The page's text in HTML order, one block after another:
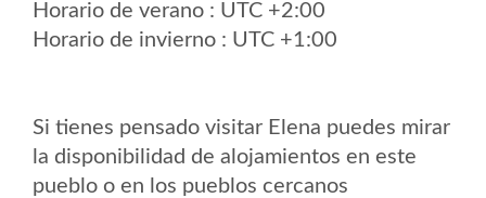
Horario de verano : UTC +2:00
Horario de invierno : UTC +1:00
Si tienes pensado visitar Elena puedes mirar
la disponibilidad de alojamientos en este
pueblo o en los pueblos cercanos